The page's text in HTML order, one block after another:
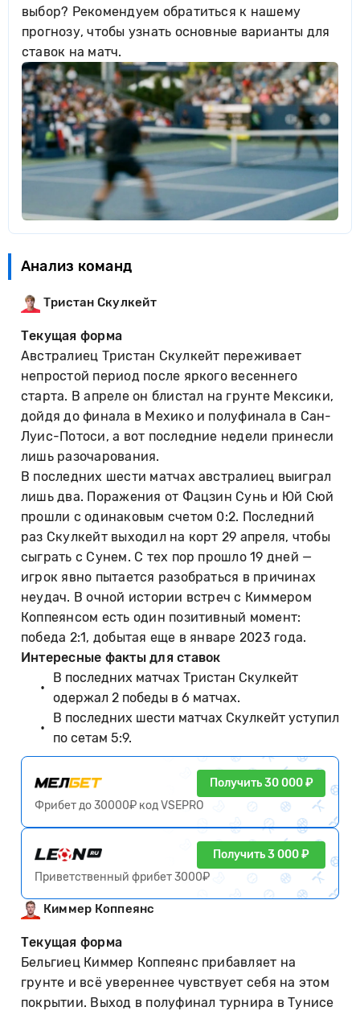
выбор? Рекомендуем обратиться к нашему
прогнозу, чтобы узнать основные варианты для
ставок на матч.
Анализ команд
Тристан Скулкейт
Текущая форма
Австралиец Тристан Скулкейт переживает
непростой период после яркого весеннего
старта. В апреле он блистал на грунте Мексики,
дойдя до финала в Мехико и полуфинала в Сан-
Луис-Потоси, а вот последние недели принесли
лишь разочарования.
В последних шести матчах австралиец выиграл
лишь два. Поражения от Фацзин Сунь и Юй Сюй
прошли с одинаковым счетом 0:2. Последний
раз Скулкейт выходил на корт 29 апреля, чтобы
сыграть с Сунем. С тех пор прошло 19 дней —
игрок явно пытается разобраться в причинах
неудач. В очной истории встреч с Киммером
Коппеянсом есть один позитивный момент:
победа 2:1, добытая еще в январе 2023 года.
Интересные факты для ставок
В последних матчах Тристан Скулкейт
одержал 2 победы в 6 матчах.
В последних шести матчах Скулкейт уступил
по сетам 5:9.
Получить 30 000 ₽
Фрибет до 30000₽ код VSEPRO
Получить 3 000 ₽
Приветственный фрибет 3000₽
Киммер Коппеянс
Текущая форма
Бельгиец Киммер Коппеянс прибавляет на
грунте и всё увереннее чувствует себя на этом
покрытии. Выход в полуфинал турнира в Тунисе